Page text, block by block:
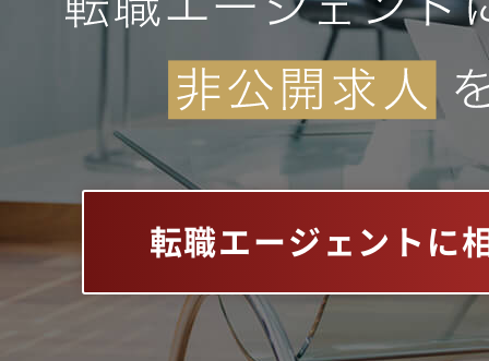
転職エージェントに